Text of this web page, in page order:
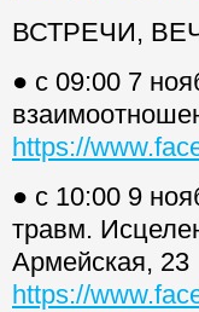
ВСТРЕЧИ,
● с 09:00 7
https://
● с 10:00 9
травм.
Армейская, 23
https://